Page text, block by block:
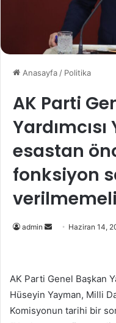
Anasayfa / Politika
AK Parti
esastan
fonksiyon
verilmemeli
admin
Bir
Haziran 14,
AK Parti Genel Başkan
Hüseyin Yayman, Milli
Komisyonun tarihi bir